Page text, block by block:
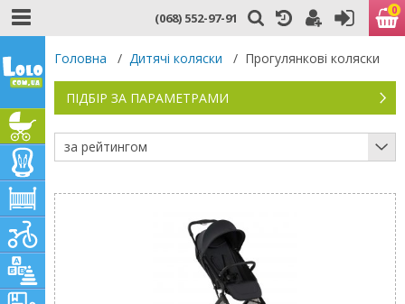
(068) 552-97-91 0
Головна / Дитячі коляски / Прогулянкові коляски
ПІДБІР ЗА ПАРАМЕТРАМИ
за рейтингом